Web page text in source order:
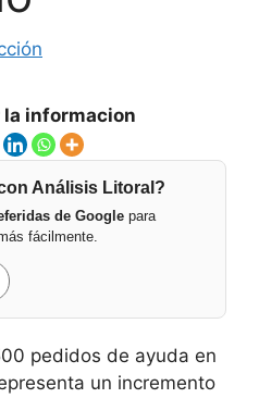
informacion
Análisis Litoral?
de Google para
fácilmente.
pedidos de ayuda en
un incremento